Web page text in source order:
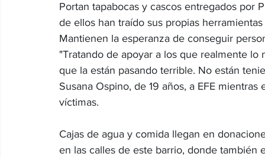
Portan tapabocas y cascos entregados por
de ellos han traído sus propias
Mantienen la esperanza de conseguir
"Tratando de apoyar a los que realmente
que la están pasando terrible. No están
Susana Ospino, de 19 años, a EFE
víctimas.
Cajas de agua y comida llegan en
en las calles de este barrio, donde